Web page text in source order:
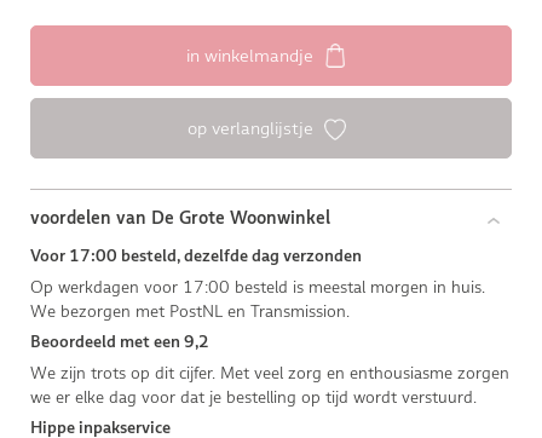
in winkelmandje
op verlanglijstje
voordelen van De Grote Woonwinkel
Voor 17:00 besteld, dezelfde dag verzonden
Op werkdagen voor 17:00 besteld is meestal morgen in huis.
We bezorgen met PostNL en Transmission.
Beoordeeld met een 9,2
We zijn trots op dit cijfer. Met veel zorg en enthousiasme zorgen
we er elke dag voor dat je bestelling op tijd wordt verstuurd.
Hippe inpakservice